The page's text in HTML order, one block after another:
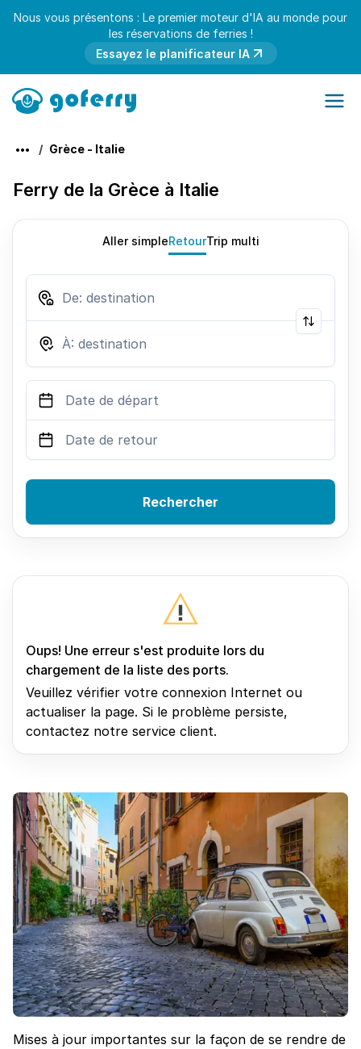
Nous vous présentons : Le premier moteur d'IA au monde pour
les réservations de ferries !
Essayez le planificateur IA
Grèce - Italie
Ferry de la Grèce à Italie
Mises à jour importantes sur la façon de se rendre de
Aller simpleRetourTrip multi
Rechercher
Oups! Une erreur s'est produite lors du
chargement de la liste des ports.
Veuillez vérifier votre connexion Internet ou
actualiser la page. Si le problème persiste,
contactez notre service client.